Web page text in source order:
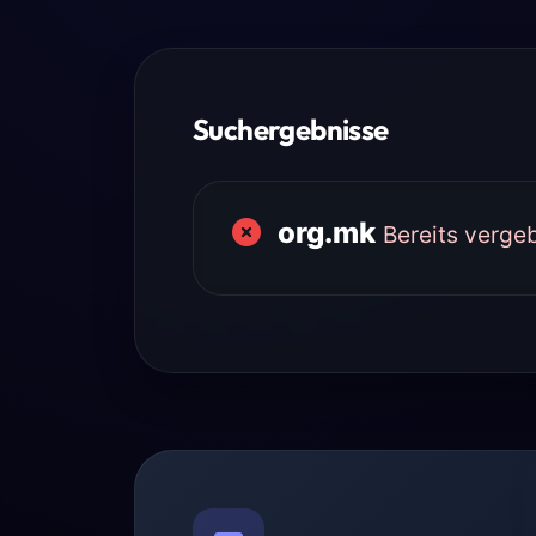
Suchergebnisse
org.mk Bereits